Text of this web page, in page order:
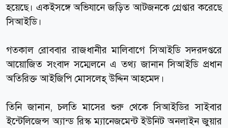
হয়েছে। একইসঙ্গে অভিযানে জড়িত আটজনকে গ্রেপ্তার করেছে
সিআইডি।
গতকাল রোববার রাজধানীর মালিবাগে সিআইডি সদরদপ্তরে
আয়োজিত সংবাদ সম্মেলনে এ তথ্য জানান সিআইডি প্রধান
অতিরিক্ত আইজিপি মোসলেহ্ উদ্দিন আহমেদ।
তিনি জানান, চলতি মাসের শুরু থেকে সিআইডির সাইবার
ইন্টেলিজেন্স অ্যান্ড রিস্ক ম্যানেজমেন্ট ইউনিট অনলাইন জুয়ার